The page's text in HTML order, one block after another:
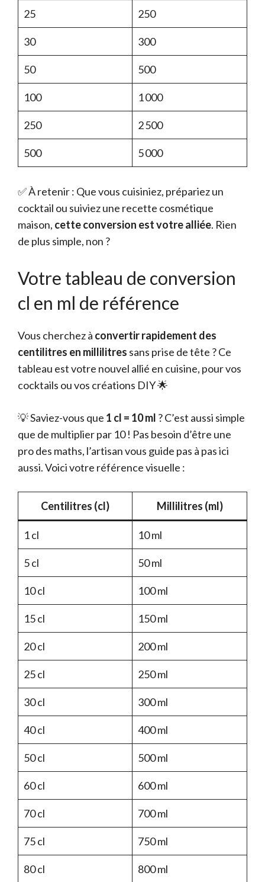
25 250
30 300
50 500
100 1 000
250 2 500
500 5 000
✅ À retenir : Que vous cuisiniez, prépariez un
cocktail ou suiviez une recette cosmétique
maison, cette conversion est votre alliée. Rien
de plus simple, non ?
Votre tableau de conversion
cl en ml de référence
Vous cherchez à convertir rapidement des
centilitres en millilitres sans prise de tête ? Ce
tableau est votre nouvel allié en cuisine, pour vos
cocktails ou vos créations DIY 🌟
💡 Saviez-vous que 1 cl = 10 ml ? C’est aussi simple
que de multiplier par 10 ! Pas besoin d’être une
pro des maths, l’artisan vous guide pas à pas ici
aussi. Voici votre référence visuelle :
Centilitres (cl) Millilitres (ml)
1 cl 10 ml
5 cl 50 ml
10 cl 100 ml
15 cl 150 ml
20 cl 200 ml
25 cl 250 ml
30 cl 300 ml
40 cl 400 ml
50 cl 500 ml
60 cl 600 ml
70 cl 700 ml
75 cl 750 ml
80 cl 800 ml